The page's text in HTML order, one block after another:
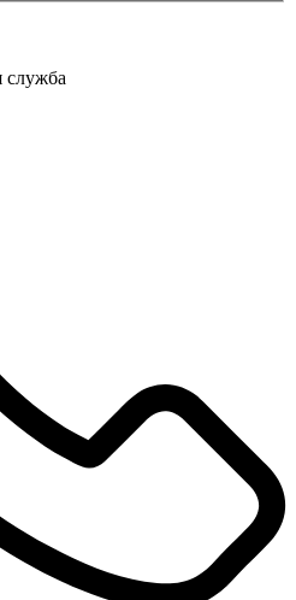
служба